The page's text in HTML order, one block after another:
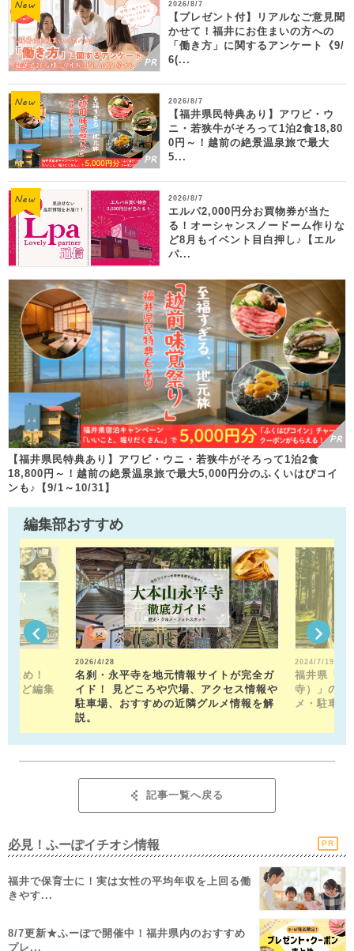
2026/8/7
【プレゼント付】リアルなご意見聞
かせて！福井にお住まいの方への
「働き方」に関するアンケート《9/
6(...
2026/8/7
【福井県民特典あり】アワビ・ウ
ニ・若狭牛がそろって1泊2食18,80
0円～！越前の絶景温泉旅で最大
5...
2026/8/7
エルパ2,000円分お買物券が当た
る！オーシャンスノードーム作りな
ど8月もイベント目白押し♪【エル
パ...
【福井県民特典あり】アワビ・ウニ・若狭牛がそろって1泊2食
18,800円～！越前の絶景温泉旅で最大5,000円分のふくいはぴコイ
ンも♪【9/1～10/31】
編集部おすすめ
とめ！
など編集
2026/4/28
名刹・永平寺を地元情報サイトが完全ガ
イド！ 見どころや穴場、アクセス情報や
駐車場、おすすめの近隣グルメ情報を解
説。
2024/7/19
福井県「平
寺）」の見
メ・駐車
記事一覧へ戻る
必見！ふーぽイチオシ情報 PR
福井で保育士に！実は女性の平均年収を上回る働
きやす...
8/7更新★ふーぽで開催中！福井県内のおすすめ
プレ...